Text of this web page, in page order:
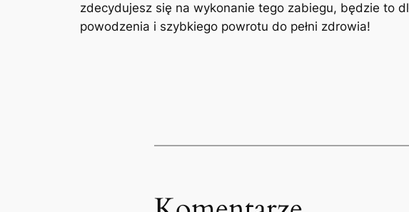
zdecydujesz się na wykonanie tego‌ zabiegu, ​będzie to‌
powodzenia i ⁤szybkiego powrotu do pełni zdrowia!